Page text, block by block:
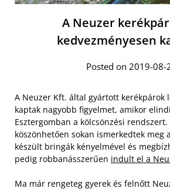
A Neuzer
kedvezményesen
Posted on 2019-08-
A Neuzer Kft. által gyártott kerékpárok
kaptak nagyobb figyelmet, amikor
Esztergomban a kölcsönzési rendszert.
köszönhetően sokan ismerkedtek meg
készült bringák kényelmével és
pedig robbanásszerűen indult el a
Ma már rengeteg gyerek és felnőtt